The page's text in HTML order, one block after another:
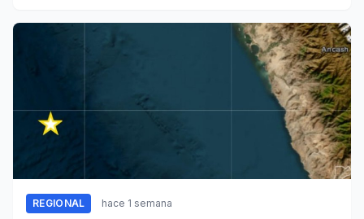
REGIONAL hace 1 semana